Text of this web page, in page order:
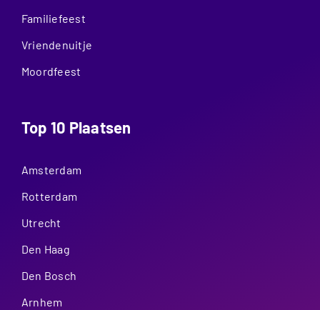
Familiefeest
Vriendenuitje
Moordfeest
Top 10 Plaatsen
Amsterdam
Rotterdam
Utrecht
Den Haag
Den Bosch
Arnhem